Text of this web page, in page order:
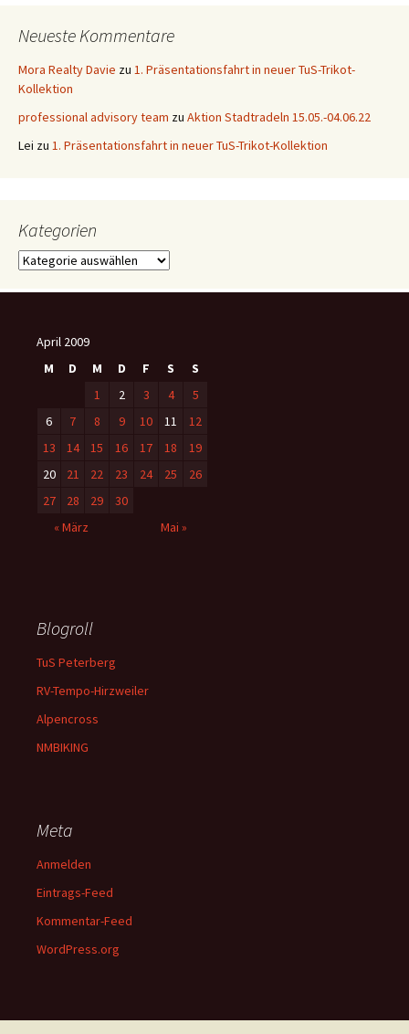
Neueste Kommentare
Mora Realty Davie zu 1. Präsentationsfahrt in neuer TuS-Trikot-
Kollektion
professional advisory team zu Aktion Stadtradeln 15.05.-04.06.22
Lei zu 1. Präsentationsfahrt in neuer TuS-Trikot-Kollektion
Kategorien
Kategorien
April 2009
M
D M D F S
S
1
2 3 4
5
6
7 8 9 10 11
12
13
14 15 16 17 18
19
20
21 22 23 24 25
26
27
28 29
30
« März
Mai »
Blogroll
TuS Peterberg
RV-Tempo-Hirzweiler
Alpencross
NMBIKING
Meta
Anmelden
Eintrags-Feed
Kommentar-Feed
WordPress.org